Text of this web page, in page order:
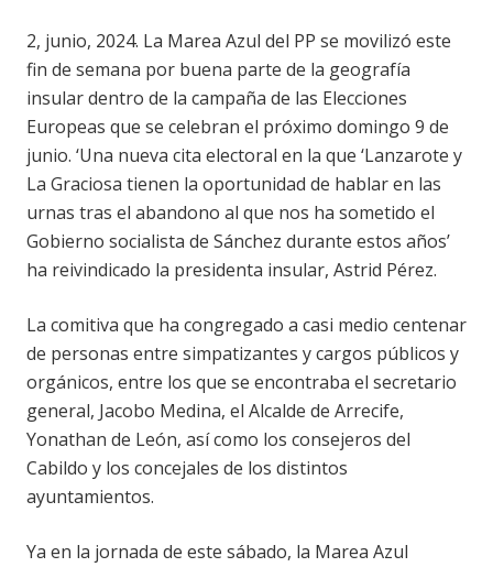
2, junio, 2024. La Marea Azul del PP se movilizó este
fin de semana por buena parte de la geografía
insular dentro de la campaña de las Elecciones
Europeas que se celebran el próximo domingo 9 de
junio. ‘Una nueva cita electoral en la que ‘Lanzarote y
La Graciosa tienen la oportunidad de hablar en las
urnas tras el abandono al que nos ha sometido el
Gobierno socialista de Sánchez durante estos años’
ha reivindicado la presidenta insular, Astrid Pérez.
La comitiva que ha congregado a casi medio centenar
de personas entre simpatizantes y cargos públicos y
orgánicos, entre los que se encontraba el secretario
general, Jacobo Medina, el Alcalde de Arrecife,
Yonathan de León, así como los consejeros del
Cabildo y los concejales de los distintos
ayuntamientos.
Ya en la jornada de este sábado, la Marea Azul